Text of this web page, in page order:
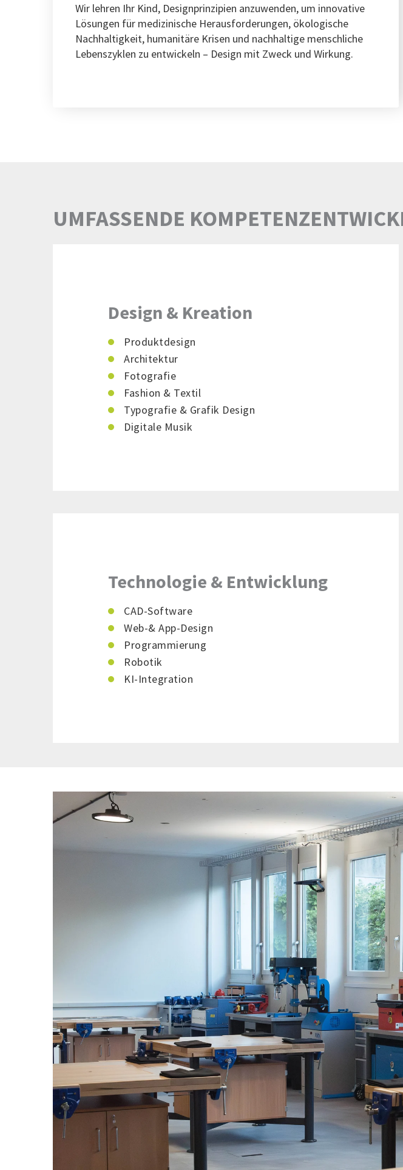
Wir lehren Ihr Kind, Designprinzipien anzuwenden, um innovative
Lösungen für medizinische Herausforderungen, ökologische
Nachhaltigkeit, humanitäre Krisen und nachhaltige menschliche
Lebenszyklen zu entwickeln – Design mit Zweck und Wirkung.
UMFASSENDE
Design & Kreation
Produktdesign
Architektur
Fotografie
Fashion & Textil
Typografie & Grafik Design
Digitale Musik
Technologie & Entwicklung
CAD-Software
Web-& App-Design
Programmierung
Robotik
KI-Integration